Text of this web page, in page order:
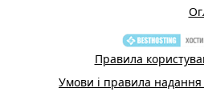
Правила
Умови і правила надання